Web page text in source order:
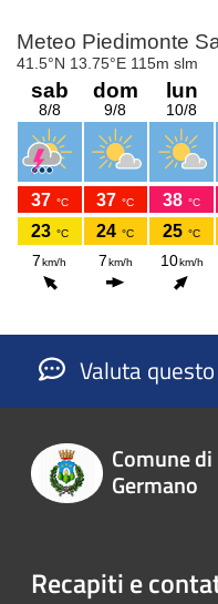
Valuta
Comune
Germano
Recapiti e